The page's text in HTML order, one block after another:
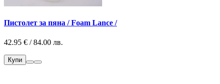
Пистолет за пяна / Foam Lance /
42.95 € / 84.00 лв.
Купи